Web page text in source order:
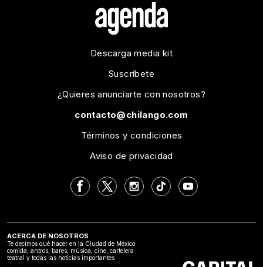
Descarga media kit
Suscríbete
¿Quieres anunciarte con nosotros?
contacto@chilango.com
Términos y condiciones
Aviso de privacidad
ACERCA DE NOSOTROS
Te decimos qué hacer en la Ciudad de México:
comida, antros, bares, música, cine, cartelera
teatral y todas las noticias importantes